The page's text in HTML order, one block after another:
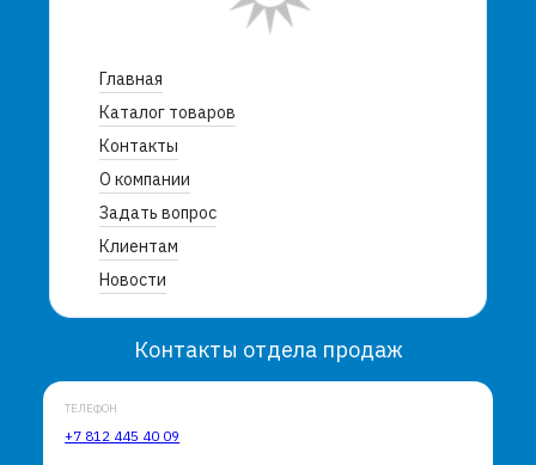
Главная
Каталог товаров
Контакты
О компании
Задать вопрос
Клиентам
Новости
Контакты отдела продаж
ТЕЛЕФОН
+7 812 445 40 09